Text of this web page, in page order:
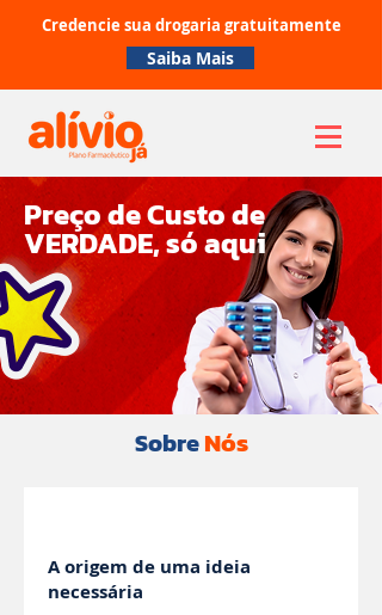
Credencie sua drogaria gratuitamente
Saiba Mais
Preço de Custo de
VERDADE, só aqui
SobreNós
A origem de uma ideia
necessária